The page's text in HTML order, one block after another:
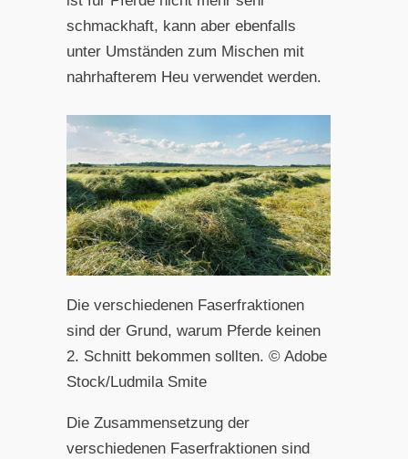
schmackhaft, kann aber ebenfalls
unter Umständen zum Mischen mit
nahrhafterem Heu verwendet werden.
Die verschiedenen Faserfraktionen
sind der Grund, warum Pferde keinen
2. Schnitt bekommen sollten. © Adobe
Stock/Ludmila Smite
Die Zusammensetzung der
verschiedenen Faserfraktionen sind